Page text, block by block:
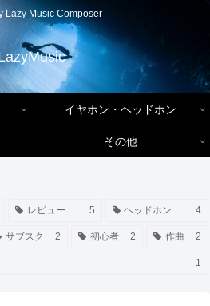
Lazy Music Composer
イヤホン・ヘッドホン
その他
レビュー 5 ヘッドホン 4
サブスク 2 初心者 2 作曲 2
1